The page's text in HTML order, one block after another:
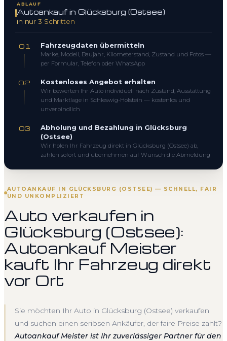
AUTOANKAUF IN GLÜCKSBURG (OSTSEE) — SCHNELL, FAIR
UND UNKOMPLIZIERT
Auto verkaufen in
Glücksburg (Ostsee):
Autoankauf Meister
kauft Ihr Fahrzeug direkt
vor Ort
Sie möchten Ihr Auto in Glücksburg (Ostsee) verkaufen
und suchen einen seriösen Ankäufer, der faire Preise zahlt?
Autoankauf Meister ist Ihr zuverlässiger Partner für den
ABLAUF
Autoankauf in Glücksburg (Ostsee)
in nur 3 Schritten
01 Fahrzeugdaten übermitteln
Marke, Modell, Baujahr, Kilometerstand, Zustand und Fotos —
per Formular, Telefon oder WhatsApp
02 Kostenloses Angebot erhalten
Wir bewerten Ihr Auto individuell nach Zustand, Ausstattung
und Marktlage in Schleswig-Holstein — kostenlos und
unverbindlich
03
Abholung und Bezahlung in Glücksburg
(Ostsee)
Wir holen Ihr Fahrzeug direkt in Glücksburg (Ostsee) ab,
zahlen sofort und übernehmen auf Wunsch die Abmeldung